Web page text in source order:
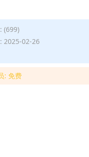
(699)
2025-02-26
: 免费